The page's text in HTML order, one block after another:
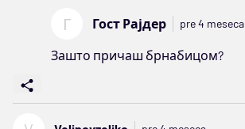
Г Гост Рајдер pre 4 meseca
Зашто причаш брнабицом?